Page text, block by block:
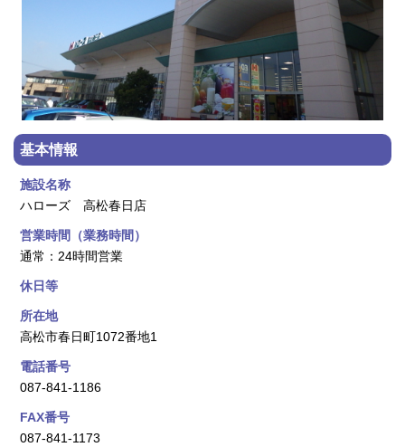
基本情報
施設名称
ハローズ 高松春日店
営業時間（業務時間）
通常：24時間営業
休日等
所在地
高松市春日町1072番地1
電話番号
087‐841‐1186
FAX番号
087-841-1173